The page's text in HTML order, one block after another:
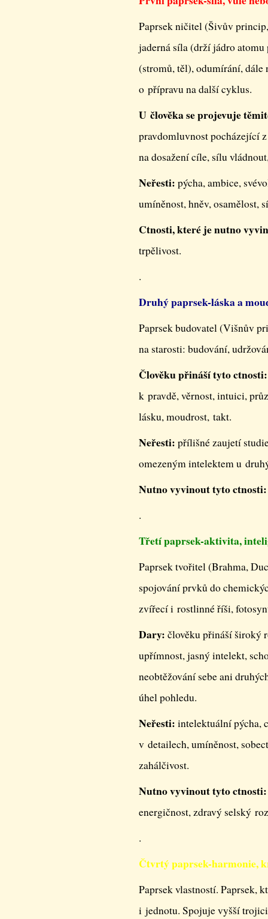
Paprsek ničitel (Šivův
jaderná síla (drží jádro
(stromů, těl), odumírání, dále
o přípravu na další cyklus.
U člověka se projevuje
pravdomluvnost pocházející
na dosažení cíle, sílu
Neřesti: pýcha, ambice,
umíněnost, hněv, osamělost,
Ctnosti, které je nutno
trpělivost.
.
Druhý paprsek-láska a
Paprsek budovatel (Višnův
na starosti: budování,
Člověku přináší tyto ctnosti:
k pravdě, věrnost, intuici,
lásku, moudrost, takt.
Neřesti: přílišné zaujetí
omezeným intelektem u
Nutno vyvinout tyto ctnosti:
.
Třetí paprsek-aktivita,
Paprsek tvořitel (Brahma,
spojování prvků do
zvířecí i rostlinné říši,
Dary: člověku přináší široký
upřímnost, jasný intelekt,
neobtěžování sebe ani
úhel pohledu.
Neřesti: intelektuální pýcha,
v detailech, umíněnost,
zahálčivost.
Nutno vyvinout tyto ctnosti:
energičnost, zdravý selský
.
Čtvrtý paprsek-harmonie,
Paprsek vlastností. Paprsek,
i jednotu. Spojuje vyšší